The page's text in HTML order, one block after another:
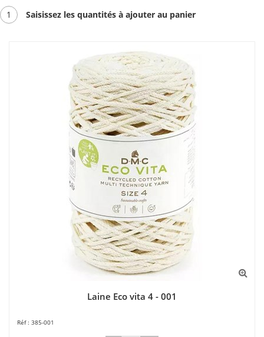
1 Saisissez les quantités à ajouter au panier
Laine Eco vita 4 - 001
385-001